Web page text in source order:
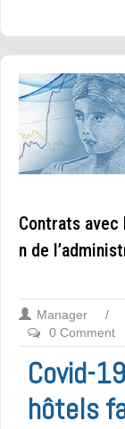
Contrats avec
n de
Manager /
0 Comment
Covid-
hôtels